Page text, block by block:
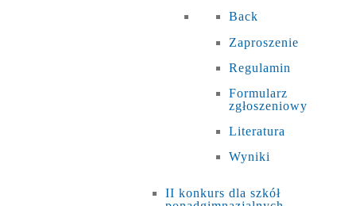
Back
Zaproszenie
Regulamin
Formularz
zgłoszeniowy
Literatura
Wyniki
II konkurs dla szkół